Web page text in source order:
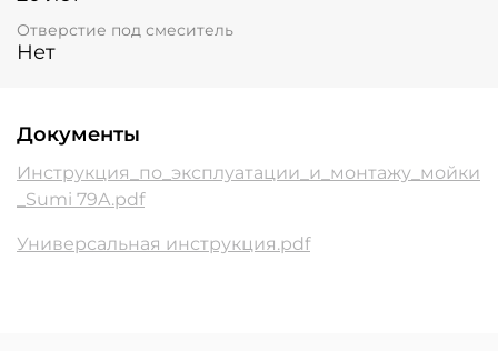
Отверстие под смеситель
Нет
Документы
Инструкция_по_эксплуатации_и_монтажу_мойки
_Sumi 79A.pdf
Универсальная инструкция.pdf